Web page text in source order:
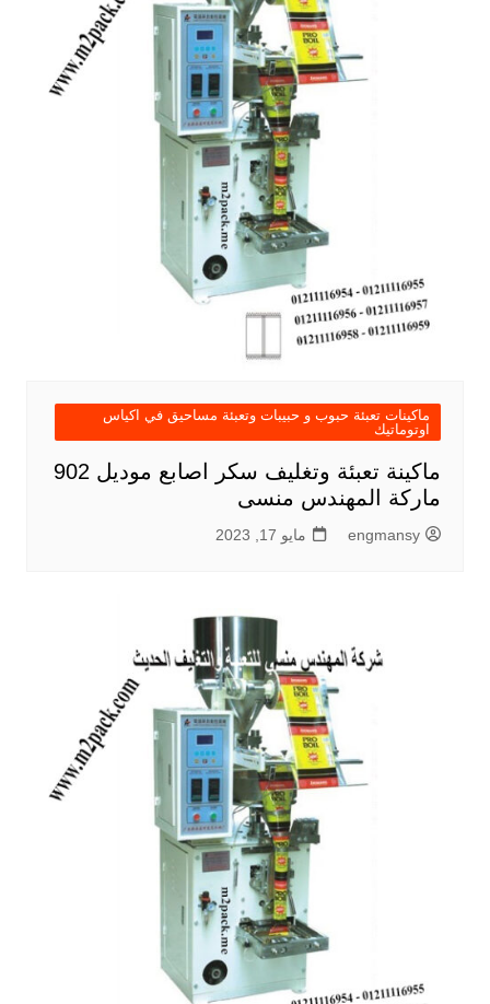
ماكينات تعبئة حبوب و حبيبات وتعبئة مساحيق في اكياس
اوتوماتيك
ماكينة تعبئة وتغليف سكر اصابع موديل 902
ماركة المهندس منسى
engmansy مايو 17, 2023